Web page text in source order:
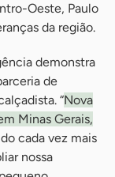
Oeste, Paulo
da região.
demonstra
de
“Nova
Minas Gerais,
cada vez mais
nossa